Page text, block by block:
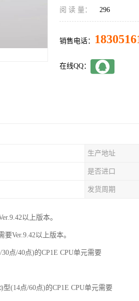
阅 读 量： 296
销售电话：
在线QQ：
生产地址
是否进口
发货周期
以上版本。
Ver.9.42以上版本。
点/40点)的CP1E CPU单元需要
(14点/60点)的CP1E CPU单元需要